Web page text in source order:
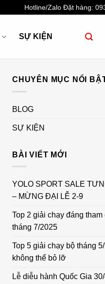
Hotline/Zalo Đặt hàng:
SỰ KIỆN
CHUYÊN MỤC NỔI
BLOG
SỰ KIỆN
BÀI VIẾT MỚI
YOLO SPORT SALE
– MỪNG ĐẠI LỄ 2-9
Top 2 giải chạy đáng tham
tháng 7/2025
Top 5 giải chạy bộ tháng
không thể bỏ lỡ
Lễ diễu hành Quốc Gia